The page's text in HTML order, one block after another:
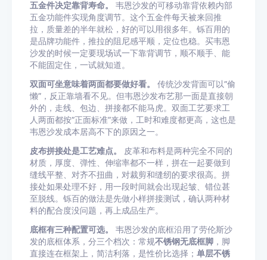
五金件决定靠背寿命。
韦恩沙发的可移动靠背依赖内部
五金功能件实现角度调节。这个五金件每天被来回推
拉，质量差的半年就松，好的可以用很多年。铄百用的
是品牌功能件，推拉的阻尼感平顺，定位也稳。买韦恩
沙发的时候一定要现场试一下靠背调节，顺不顺手、能
不能固定住，一试就知道。
双面可坐意味着两面都要做好看。
传统沙发背面可以”偷
懒”，反正靠墙看不见。但韦恩沙发布艺那一面是直接朝
外的，走线、包边、拼接都不能马虎。双面工艺要求工
人两面都按”正面标准”来做，工时和难度都更高，这也是
韦恩沙发成本居高不下的原因之一。
皮布拼接处是工艺难点。
皮革和布料是两种完全不同的
材质，厚度、弹性、伸缩率都不一样，拼在一起要做到
缝线平整、对齐不扭曲，对裁剪和缝纫的要求很高。拼
接处如果处理不好，用一段时间就会出现起皱、错位甚
至脱线。铄百的做法是先做小样拼接测试，确认两种材
料的配合度没问题，再上成品生产。
底框有三种配置可选。
韦恩沙发的底框沿用了劳伦斯沙
发的底框体系，分三个档次：常规不锈钢无底框脚 ，脚
直接连在框架上，简洁利落，是性价比选择； 单层不锈